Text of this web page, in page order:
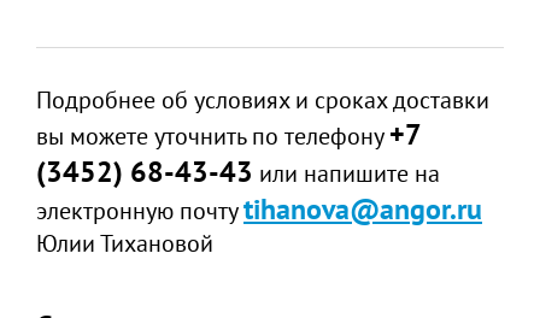
Подробнее об условиях и сроках доставки
вы можете уточнить по телефону+7
(3452) 68-43-43 или напишите на
электронную почтуtihanova@angor.ru
Юлии Тихановой